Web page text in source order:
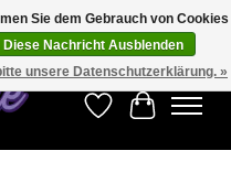
Weltweite Lieferung!
Wunschzettel
Ihr
Sie dem Gebrauch von Cookies
Diese Nachricht Ausblenden
unsere Datenschutzerklärung. »